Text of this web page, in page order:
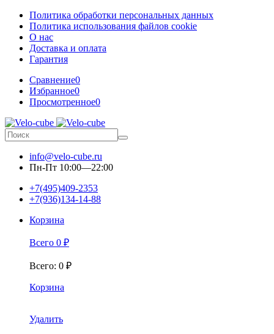
Политика обработки персональных данных
Политика использования файлов cookie
О нас
Доставка и оплата
Гарантия
Сравнение0
Избранное0
Просмотренное0
info@velo-cube.ru
Пн-Пт 10:00—22:00
+7(495)409-2353
+7(936)134-14-88
Корзина
Всего 0 ₽
Всего: 0 ₽
Корзина
Удалить